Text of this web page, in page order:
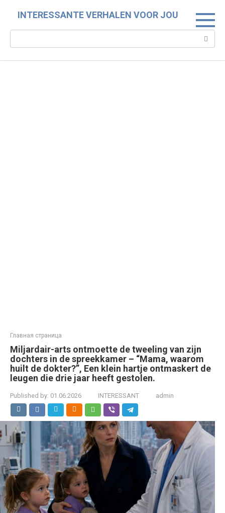
INTERESSANTE VERHALEN VOOR JOU
Главная страница
Miljardair-arts ontmoette de tweeling van zijn
dochters in de spreekkamer – “Mama, waarom
huilt de dokter?”, Een klein hartje ontmaskert de
leugen die drie jaar heeft gestolen.
Published by: 01.06.2026 INTERESSANT admin